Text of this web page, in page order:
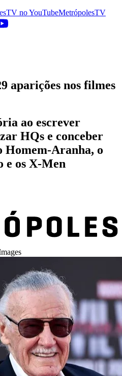
noYouTubeMetrópolesTV
aparições nos filmes
ao escrever
HQs e conceber
Homem-Aranha, o
e os X-Men